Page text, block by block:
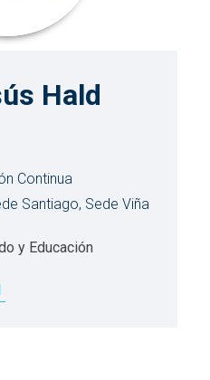
Hald
Continua
Santiago, Sede Viña
y Educación